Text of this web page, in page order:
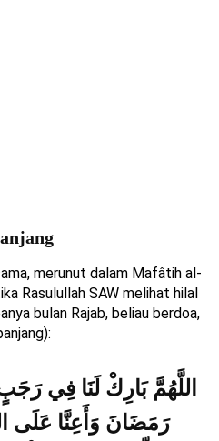
merunut dalam Mafâtih al-
Rasulullah SAW melihat hilal
bulan Rajab, beliau berdoa,
اللَّهُمَّ بَارِكْ لَنَا فِي
رَمَضَانَ وَأَعِنَّا عَلَى